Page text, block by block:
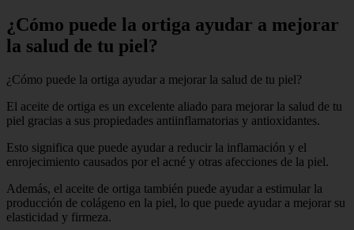
¿Cómo puede la ortiga ayudar a mejorar
la salud de tu piel?
¿Cómo puede la ortiga ayudar a mejorar la salud de tu piel?
El aceite de ortiga es un excelente aliado para mejorar la salud de tu
piel gracias a sus propiedades antiinflamatorias y antioxidantes.
Esto significa que puede ayudar a reducir la inflamación y el
enrojecimiento causados por el acné y otras afecciones de la piel.
Además, el aceite de ortiga también puede ayudar a estimular la
producción de colágeno en la piel, lo que puede ayudar a mejorar su
elasticidad y firmeza.